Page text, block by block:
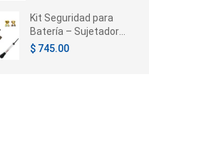
Kit Seguridad para
Batería – Sujetador
con Candado,
$ 745.00